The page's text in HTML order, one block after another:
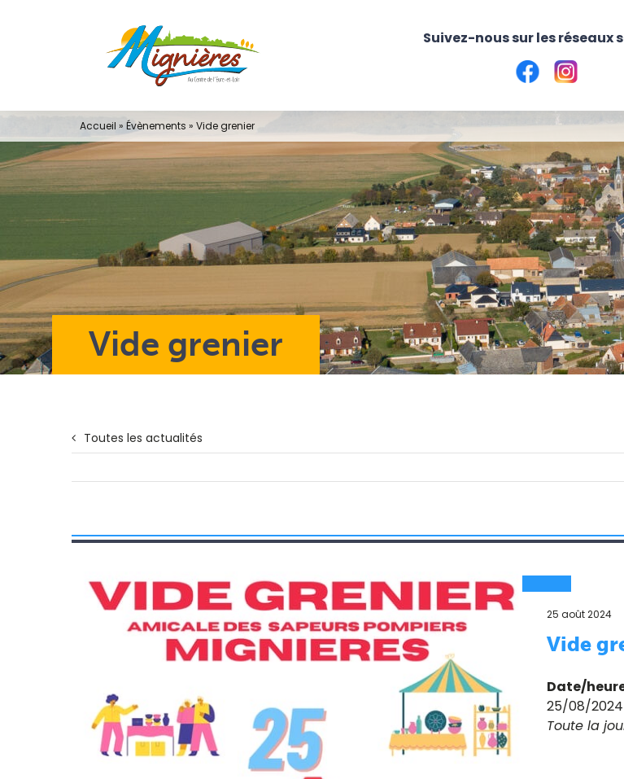
Vide grenier
Accueil » Évènements » Vide grenier
Toutes les actualités
l'image
agrandie
25 août 2024
Vide
Date/
25/08/2024
Toute la